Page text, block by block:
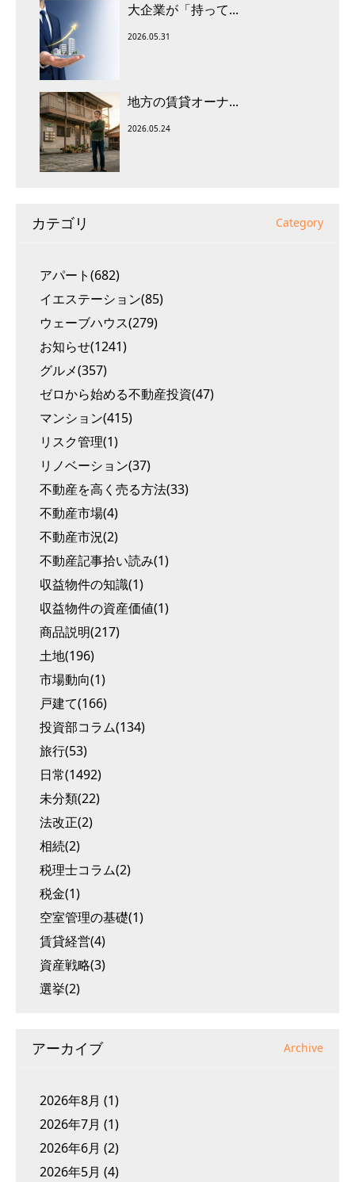
大企業が「持って...
2026.05.31
地方の賃貸オーナ...
2026.05.24
カテゴリ Category
アパート(682)
イエステーション(85)
ウェーブハウス(279)
お知らせ(1241)
グルメ(357)
ゼロから始める不動産投資(47)
マンション(415)
リスク管理(1)
リノベーション(37)
不動産を高く売る方法(33)
不動産市場(4)
不動産市況(2)
不動産記事拾い読み(1)
収益物件の知識(1)
収益物件の資産価値(1)
商品説明(217)
土地(196)
市場動向(1)
戸建て(166)
投資部コラム(134)
旅行(53)
日常(1492)
未分類(22)
法改正(2)
相続(2)
税理士コラム(2)
税金(1)
空室管理の基礎(1)
賃貸経営(4)
資産戦略(3)
選挙(2)
アーカイブ Archive
2026年8月 (1)
2026年7月 (1)
2026年6月 (2)
2026年5月 (4)